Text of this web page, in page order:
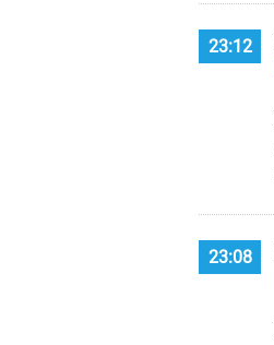
23:12
23:08